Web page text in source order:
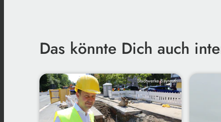
Das könnte Dich auch
Stadtwerke Bayreuth